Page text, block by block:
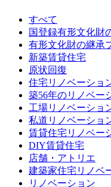
すべて
国登録有形文化財
有形文化財の継承
新築賃貸住宅
原状回復
住宅リノベーショ
築56年のリノベー
工場リノベーショ
私道リノベーショ
賃貸住宅リノベー
DIY賃貸住宅
店舗・アトリエ
建築家住宅リノベ
リノベーション